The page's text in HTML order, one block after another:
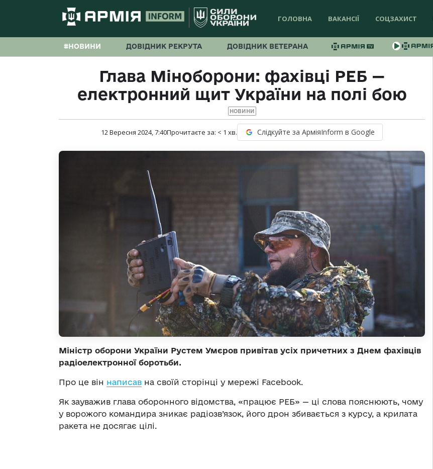
ГОЛОВНА ВАКАНСІЇ СОЦЗАХИСТ
#НОВИНИ ДОВІДНИК РЕКРУТА ДОВІДНИК ВЕТЕРАНА
Глава Міноборони: фахівці РЕБ —
електронний щит України на полі бою
НОВИНИ
12 Вересня 2024, 7:40Прочитаєте за: < 1 хв. Слідкуйте за АрміяInform в Google
Міністр оборони України Рустем Умєров привітав усіх причетних з Днем фахівців
радіоелектронної боротьби.
Про це він написав на своїй сторінці у мережі Facebook.
Як зауважив глава оборонного відомства, «працює РЕБ» — ці слова пояснюють, чому
у ворожого командира зникає радіозв’язок, його дрон збивається з курсу, а крилата
ракета не досягає цілі.